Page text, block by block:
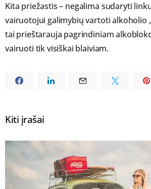
Kita priežastis – negalima sudaryti
vairuotojui galimybių vartoti alkoholio
tai prieštarauja pagrindiniam
vairuoti tik visiškai blaiviam.
Kiti įrašai